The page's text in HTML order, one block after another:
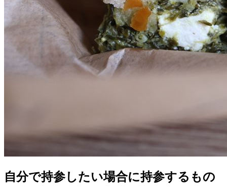
自分で持参したい場合に持参するもの